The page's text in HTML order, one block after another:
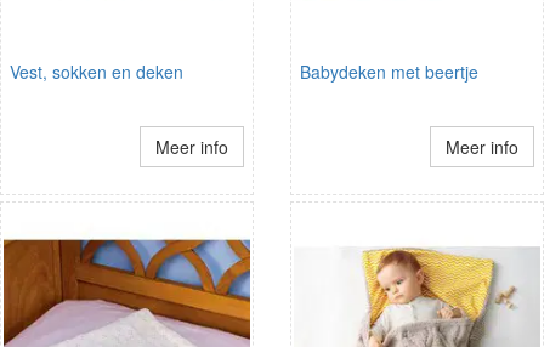
Vest, sokken en deken
Meer info
Babydeken met beertje
Meer info